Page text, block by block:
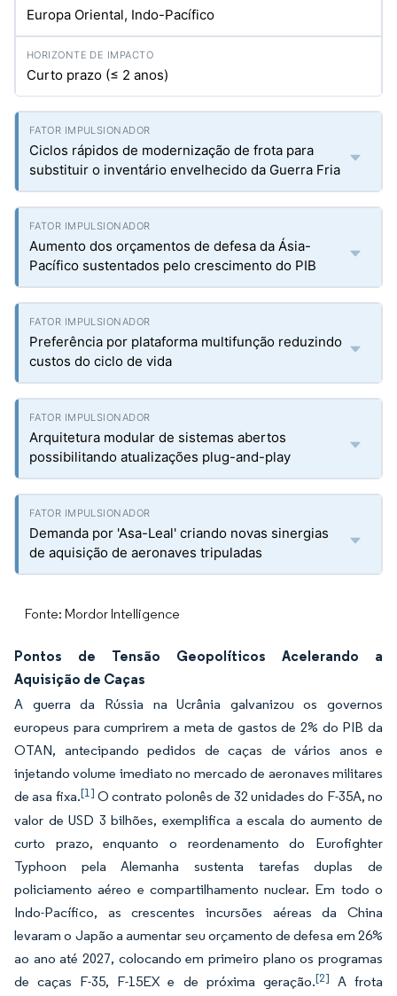
Europa Oriental, Indo-Pacífico
Curto prazo (≤ 2 anos)
Ciclos rápidos de modernização de frota para
substituir o inventário envelhecido da Guerra Fria
Aumento dos orçamentos de defesa da Ásia-
Pacífico sustentados pelo crescimento do PIB
Preferência por plataforma multifunção reduzindo
custos do ciclo de vida
Arquitetura modular de sistemas abertos
possibilitando atualizações plug-and-play
Demanda por 'Asa-Leal' criando novas sinergias
de aquisição de aeronaves tripuladas
Fonte: Mordor Intelligence
Pontos de Tensão Geopolíticos Acelerando a
Aquisição de Caças
A guerra da Rússia na Ucrânia galvanizou os governos
europeus para cumprirem a meta de gastos de 2% do PIB da
OTAN, antecipando pedidos de caças de vários anos e
injetando volume imediato no mercado de aeronaves militares
de asa fixa.[1] O contrato polonês de 32 unidades do F-35A, no
valor de USD 3 bilhões, exemplifica a escala do aumento de
curto prazo, enquanto o reordenamento do Eurofighter
Typhoon pela Alemanha sustenta tarefas duplas de
policiamento aéreo e compartilhamento nuclear. Em todo o
Indo-Pacífico, as crescentes incursões aéreas da China
levaram o Japão a aumentar seu orçamento de defesa em 26%
ao ano até 2027, colocando em primeiro plano os programas
de caças F-35, F-15EX e de próxima geração.[2] A frota